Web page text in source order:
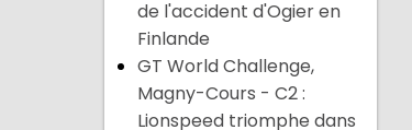
de l'accident d'Ogier en
Finlande
GT World Challenge,
Magny-Cours - C2 :
Lionspeed triomphe dans